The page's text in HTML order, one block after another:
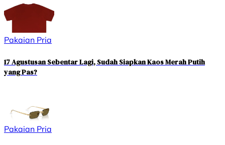
Pakaian Pria
17 Agustusan Sebentar Lagi, Sudah Siapkan Kaos Merah Putih
yang Pas?
Pakaian Pria